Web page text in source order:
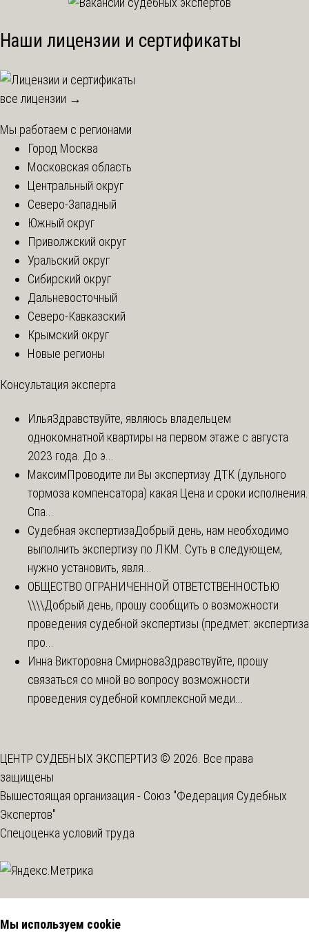
Наши лицензии и сертификаты
все лицензии →
Мы работаем с регионами
Город Москва
Московская область
Центральный округ
Северо-Западный
Южный округ
Приволжский округ
Уральский округ
Сибирский округ
Дальневосточный
Северо-Кавказский
Крымский округ
Новые регионы
Консультация эксперта
ИльяЗдравствуйте, являюсь владельцем
однокомнатной квартиры на первом этаже с августа
2023 года. До э...
МаксимПроводите ли Вы экспертизу ДТК (дульного
тормоза компенсатора) какая Цена и сроки исполнения.
Спа...
Судебная экспертизаДобрый день, нам необходимо
выполнить экспертизу по ЛКМ. Суть в следующем,
нужно установить, явля...
ОБЩЕСТВО ОГРАНИЧЕННОЙ ОТВЕТСТВЕННОСТЬЮ
\\\\Добрый день, прошу сообщить о возможности
проведения судебной экспертизы (предмет: экспертиза
про...
Инна Викторовна СмирноваЗдравствуйте, прошу
связаться со мной во вопросу возможности
проведения судебной комплексной меди...
ЦЕНТР СУДЕБНЫХ ЭКСПЕРТИЗ © 2026. Все права
защищены
Вышестоящая организация - Союз "Федерация Судебных
Экспертов"
Спецоценка условий труда
Мы используем cookie